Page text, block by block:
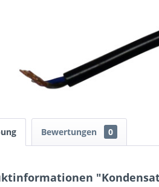
Bewertungen 0